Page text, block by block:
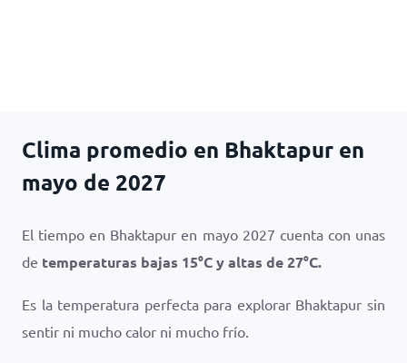
Clima promedio en Bhaktapur en
mayo de 2027
El tiempo en Bhaktapur en mayo 2027 cuenta con unas
de temperaturas bajas 15°Cy altas de27°C.
Es la temperatura perfecta para explorar Bhaktapur sin
sentir ni mucho calor ni mucho frío.